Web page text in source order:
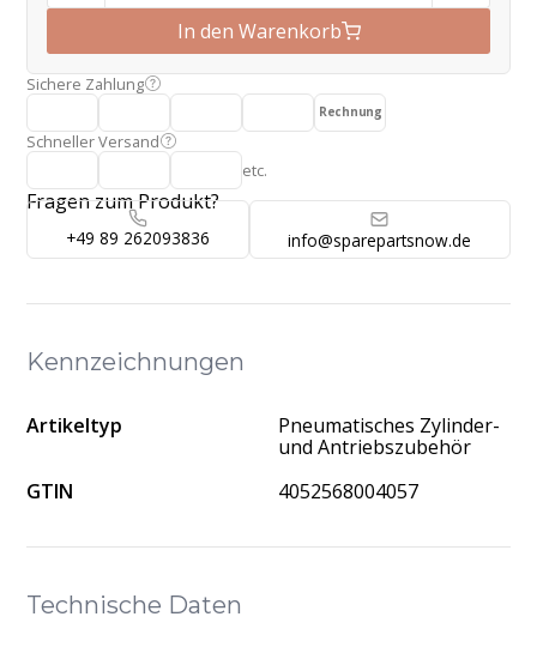
Technische Daten
In den Warenkorb
Sichere Zahlung
Rechnung
Schneller Versand
etc.
Fragen zum Produkt?
+49 89 262093836 info@sparepartsnow.de
Kennzeichnungen
Artikeltyp
Pneumatisches Zylinder-
und Antriebszubehör
GTIN
4052568004057